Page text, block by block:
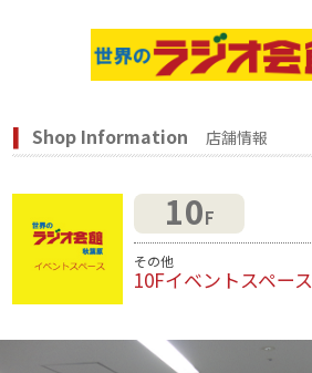
Shop Information 店舗情報
10F
その他
10Fイベントスペース